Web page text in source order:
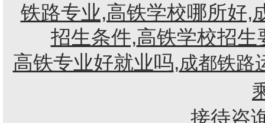
铁路专业,高铁学校哪所好,
招生条件,高铁学校招生
高铁专业好就业吗,成都铁路
接待咨询电